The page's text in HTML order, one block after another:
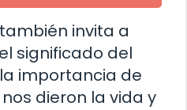
invita a
significado del
importancia de
dieron la vida y